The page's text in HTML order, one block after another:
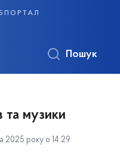
Пошук
та музики
2025 року о 14:29